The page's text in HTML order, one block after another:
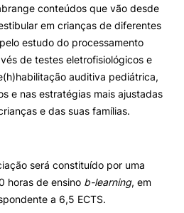
conteúdos que vão desde
em crianças de diferentes
estudo do processamento
de testes eletrofisiológicos e
auditiva pediátrica,
e nas estratégias mais ajustadas
e das suas famílias.
será constituído por uma
horas de ensino b-learning, em
a 6,5 ECTS.